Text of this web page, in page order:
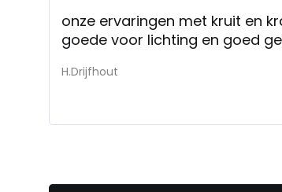
onze ervaringen met kruit en
goede voor lichting en goed
H.Drijfhout